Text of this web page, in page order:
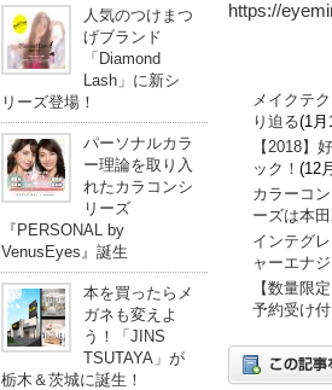
人気のつけまつ
げブランド
「Diamond
Lash」に新シ
リーズ登場！
パーソナルカラ
ー理論を取り入
れたカラコンシ
リーズ
『PERSONAL by
VenusEyes』誕生
本を買ったらメ
ガネも変えよ
う！「JINS
TSUTAYA」が
栃木＆茨城に誕生！
https://
メイクテ
り迫る(1月
【2018】
ック！ (12
カラーコ
ーズは本
インテグ
ャーエナジ
【数量限
予約受け